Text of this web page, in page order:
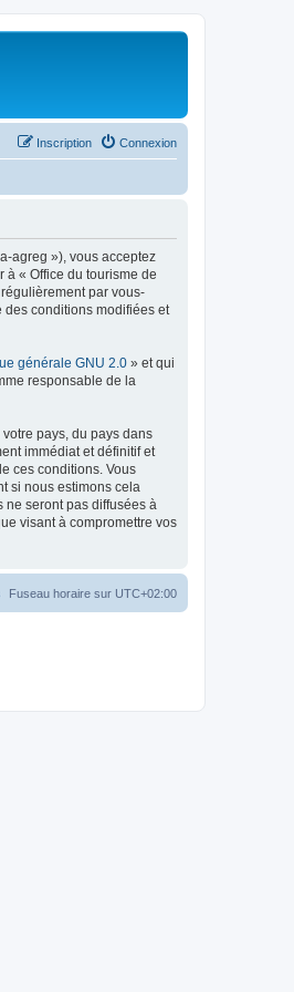
Connexion
Inscription
agreg »), vous acceptez
à « Office du tourisme de
par vous-
des conditions modifiées et
générale GNU 2.0 » et qui
responsable de la
pays, du pays dans
immédiat et définitif et
ces conditions. Vous
si nous estimons cela
ne seront pas diffusées à
visant à compromettre vos
Fuseau horaire sur UTC+02:00